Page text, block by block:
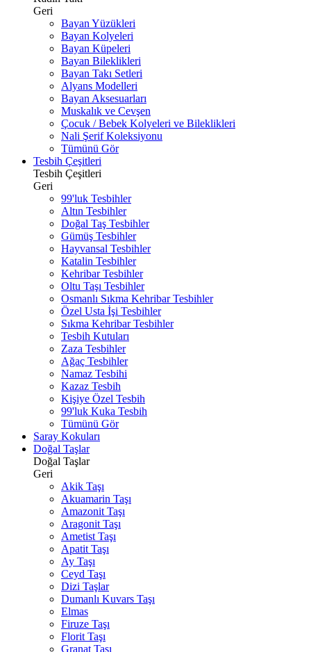
Geri
Bayan Yüzükleri
Bayan Kolyeleri
Bayan Küpeleri
Bayan Bileklikleri
Bayan Takı Setleri
Alyans Modelleri
Bayan Aksesuarları
Muskalık ve Cevşen
Çocuk / Bebek Kolyeleri ve Bileklikleri
Nali Şerif Koleksiyonu
Tümünü Gör
Tesbih Çeşitleri
Tesbih Çeşitleri
Geri
99'luk Tesbihler
Altın Tesbihler
Doğal Taş Tesbihler
Gümüş Tesbihler
Hayvansal Tesbihler
Katalin Tesbihler
Kehribar Tesbihler
Oltu Taşı Tesbihler
Osmanlı Sıkma Kehribar Tesbihler
Özel Usta İşi Tesbihler
Sıkma Kehribar Tesbihler
Tesbih Kutuları
Zaza Tesbihler
Ağaç Tesbihler
Namaz Tesbihi
Kazaz Tesbih
Kişiye Özel Tesbih
99'luk Kuka Tesbih
Tümünü Gör
Saray Kokuları
Doğal Taşlar
Doğal Taşlar
Geri
Akik Taşı
Akuamarin Taşı
Amazonit Taşı
Aragonit Taşı
Ametist Taşı
Apatit Taşı
Ay Taşı
Ceyd Taşı
Dizi Taşlar
Dumanlı Kuvars Taşı
Elmas
Firuze Taşı
Florit Taşı
Granat Taşı